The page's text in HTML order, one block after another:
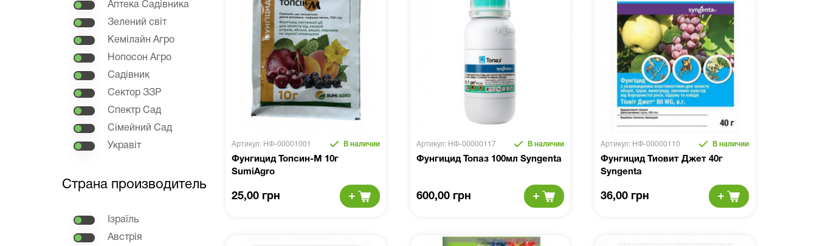
Аптека Садівника
Зелений світ
Кемілайн Агро
Нопосон Агро
Садівник
Сектор ЗЗР
Спектр Сад
Сімейний Сад
Укравіт
Страна производитель
Ізраїль
Австрія
Артикул: НФ-00001001 В наличии
Фунгицид Топсин-М 10г
SumiAgro
25,00 грн
Артикул: НФ-00000117 В наличии
Фунгицид Топаз 100мл Syngenta
600,00 грн
Артикул: НФ-00000110 В наличии
Фунгицид Тиовит Джет 40г
Syngenta
36,00 грн